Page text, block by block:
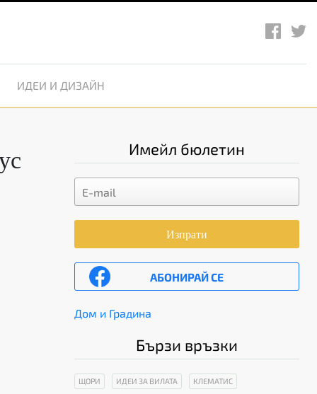
ИДЕИ И ДИЗАЙН
Имейл бюлетин
Изпрати
АБОНИРАЙ СЕ
Дом и Градина
Бързи връзки
ЩОРИ ИДЕИ ЗА ВИЛАТА КЛЕМАТИС